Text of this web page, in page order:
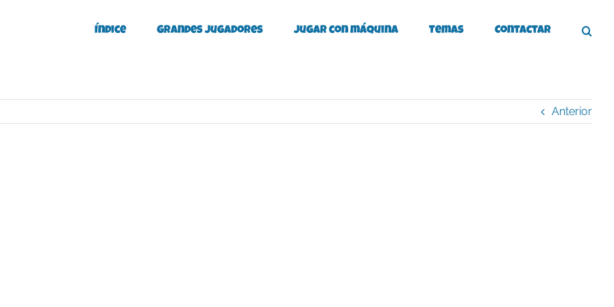
Índice Grandes Jugadores Jugar con máquina Temas Contactar
Anterior